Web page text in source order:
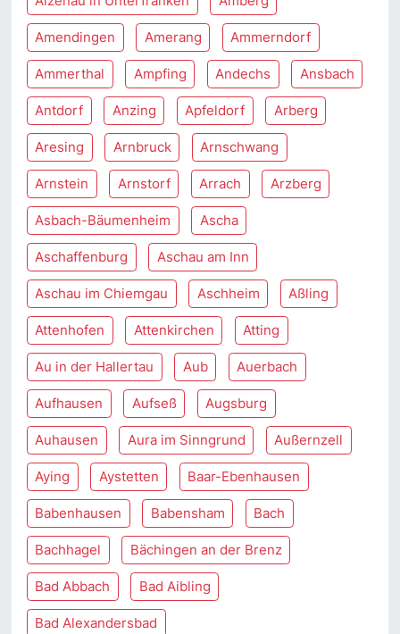
Amendingen Amerang Ammerndorf
Ammerthal Ampfing Andechs Ansbach
Antdorf Anzing Apfeldorf Arberg
Aresing Arnbruck Arnschwang
Arnstein Arnstorf Arrach Arzberg
Asbach-Bäumenheim Ascha
Aschaffenburg Aschau am Inn
Aschau im Chiemgau Aschheim Aßling
Attenhofen Attenkirchen Atting
Au in der Hallertau Aub Auerbach
Aufhausen Aufseß Augsburg
Auhausen Aura im Sinngrund Außernzell
Aying Aystetten Baar-Ebenhausen
Babenhausen Babensham Bach
Bachhagel Bächingen an der Brenz
Bad Abbach Bad Aibling
Bad Alexandersbad